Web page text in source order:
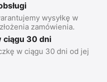
wysyłkę w
zamówienia.
ciągu 30 dni
w ciągu 30 dni od jej